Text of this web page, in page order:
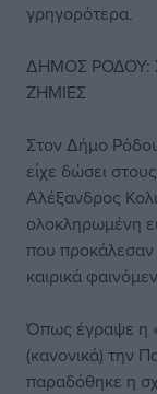
γρηγορότερα.
ΔΗΜΟΣ ΡΟΔΟΥ:
ΖΗΜΙΕΣ
Στον Δήμο
είχε δώσει
Αλέξανδρος
ολοκληρωμένη
που προκάλεσαν
καιρικά
Όπως έγραψε η
(κανονικά) την
παραδόθηκε η